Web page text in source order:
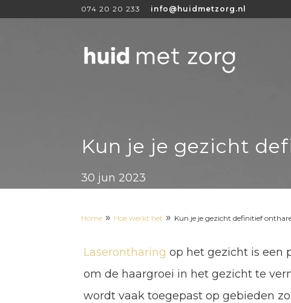
074 20 20 233 info@huidmetzorg.nl
Kun je je gezicht
30 jun 2023
Home » Hoe werkt het » Kun je je gezicht definitief
Laserontharing op het gezicht is een
om de haargroei in het gezicht te
wordt vaak toegepast op gebieden